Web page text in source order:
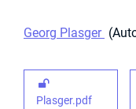
Georg Plasger
Plasger.pdf